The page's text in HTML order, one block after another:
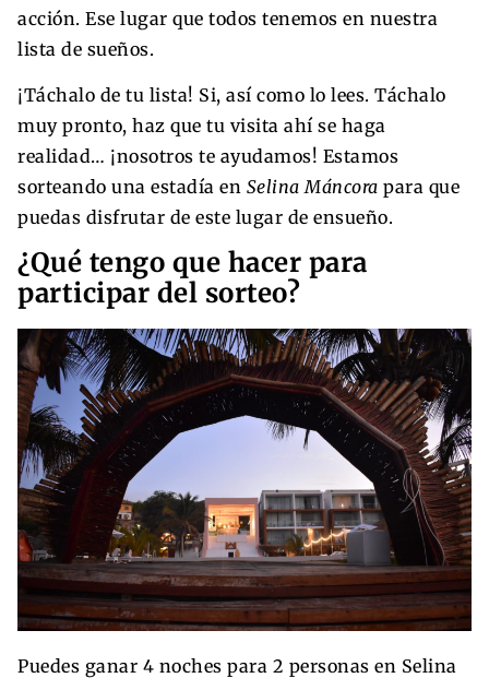
acción. Ese lugar que todos tenemos en nuestra
lista de sueños.
¡Táchalo de tu lista! Si, así como lo lees. Táchalo
muy pronto, haz que tu visita ahí se haga
realidad… ¡nosotros te ayudamos! Estamos
sorteando una estadía en Selina Máncora para que
puedas disfrutar de este lugar de ensueño.
¿Qué tengo que hacer para
participar del sorteo?
Puedes ganar 4 noches para 2 personas en Selina